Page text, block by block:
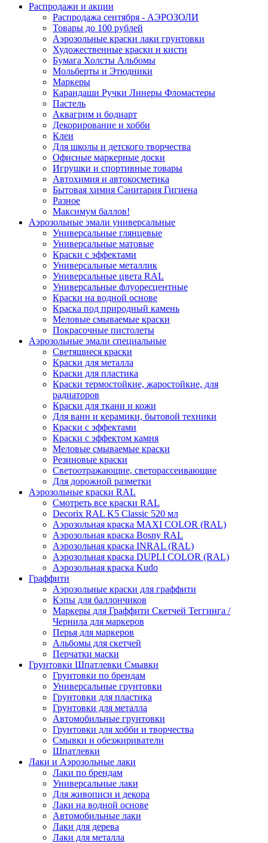
Распродажи и акции
Распродажа сентября - АЭРОЗОЛИ
Товары до 100 рублей
Аэрозольные краски лаки грунтовки
Художественные краски и кисти
Бумага Холсты Альбомы
Мольберты и Этюдники
Маркеры
Карандаши Ручки Линеры Фломастеры
Пастель
Аквагрим и бодиарт
Декорирование и хобби
Клеи
Для школы и детского творчества
Офисные маркерные доски
Игрушки и спортивные товары
Автохимия и автокосметика
Бытовая химия Санитария Гигиена
Разное
Максимум баллов!
Аэрозольные эмали универсальные
Универсальные глянцевые
Универсальные матовые
Краски с эффектами
Универсальные металлик
Универсальные цвета RAL
Универсальные флуоресцентные
Краски на водной основе
Краска под природный камень
Меловые смываемые краски
Покрасочные пистолеты
Аэрозольные эмали специальные
Светящиеся краски
Краски для металла
Краски для пластика
Краски термостойкие, жаростойкие, для
радиаторов
Краски для ткани и кожи
Для ванн и керамики, бытовой техники
Краски с эффектами
Краски с эффектом камня
Меловые смываемые краски
Резиновые краски
Светоотражающие, светорассеивающие
Для дорожной разметки
Аэрозольные краски RAL
Смотреть все краски RAL
Decorix RAL K5 Classic 520 мл
Аэрозольная краска MAXI COLOR (RAL)
Аэрозольная краска Bosny RAL
Аэрозольная краска INRAL (RAL)
Аэрозольная краска DUPLI COLOR (RAL)
Аэрозольная краска Kudo
Граффити
Аэрозольные краски для граффити
Кэпы для баллончиков
Маркеры для Граффити Скетчей Теггинга /
Чернила для маркеров
Перья для маркеров
Альбомы для скетчей
Перчатки маски
Грунтовки Шпатлевки Смывки
Грунтовки по брендам
Универсальные грунтовки
Грунтовки для пластика
Грунтовки для металла
Автомобильные грунтовки
Грунтовки для хобби и творчества
Смывки и обезжириватели
Шпатлевки
Лаки и Аэрозольные лаки
Лаки по брендам
Универсальные лаки
Для живописи и декора
Лаки на водной основе
Автомобильные лаки
Лаки для дерева
Лаки для металла